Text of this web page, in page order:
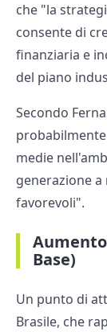
che "la
consente di
finanziaria e
del piano
Secondo
medie
generazione
favorevoli".
Base)
Un punto di
Brasile, che